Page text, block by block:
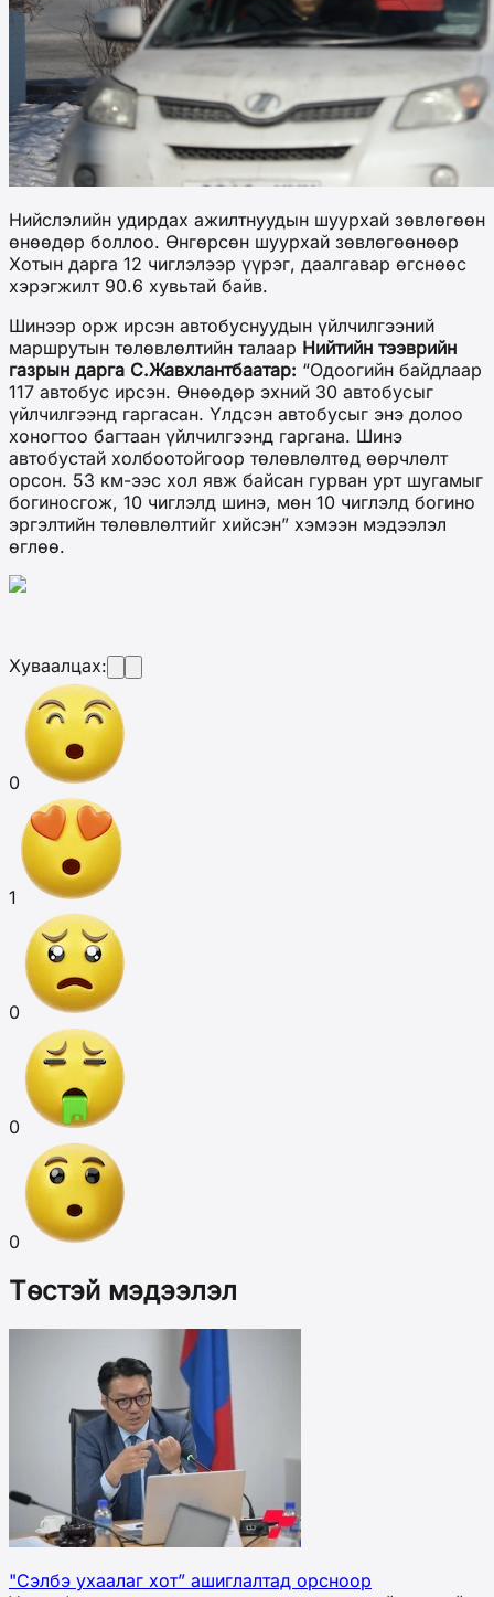
Нийслэлийн удирдах ажилтнуудын шуурхай зөвлөгөөн
өнөөдөр боллоо. Өнгөрсөн шуурхай зөвлөгөөнөөр
Хотын дарга 12 чиглэлээр үүрэг, даалгавар өгснөөс
хэрэгжилт 90.6 хувьтай байв.
Шинээр орж ирсэн автобуснуудын үйлчилгээний
маршрутын төлөвлөлтийн талаар Нийтийн тээврийн
газрын дарга С.Жавхлантбаатар: “Одоогийн байдлаар
117 автобус ирсэн. Өнөөдөр эхний 30 автобусыг
үйлчилгээнд гаргасан. Үлдсэн автобусыг энэ долоо
хоногтоо багтаан үйлчилгээнд гаргана. Шинэ
автобустай холбоотойгоор төлөвлөлтөд өөрчлөлт
орсон. 53 км-ээс хол явж байсан гурван урт шугамыг
богиносгож, 10 чиглэлд шинэ, мөн 10 чиглэлд богино
эргэлтийн төлөвлөлтийг хийсэн” хэмээн мэдээлэл
өглөө.
Хуваалцах:
0
1
0
0
0
Төстэй мэдээлэл
"Сэлбэ ухаалаг хот” ашиглалтад орсноор